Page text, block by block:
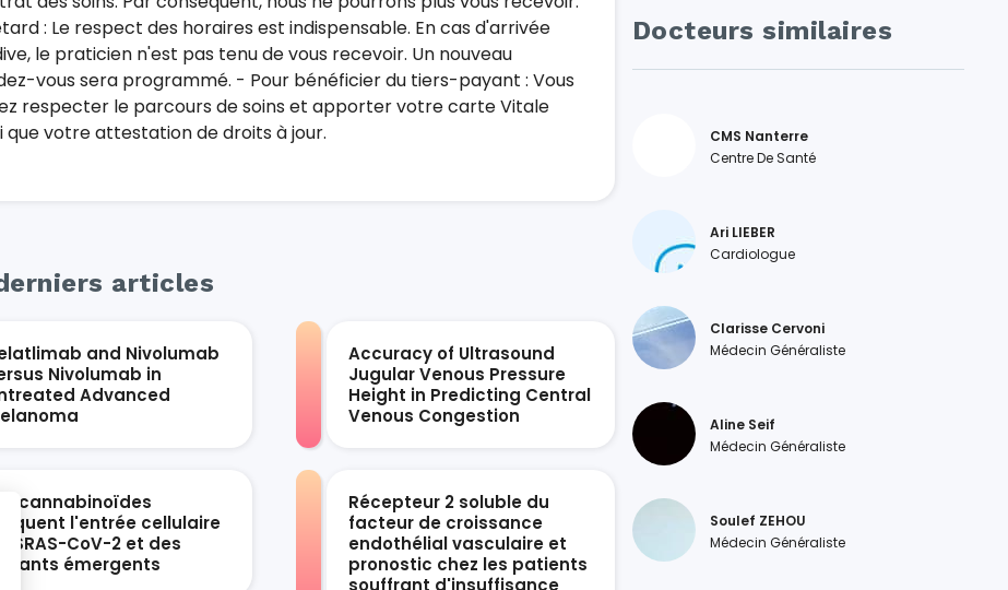
: Le respect des horaires est indispensable. En cas d'arrivée
le praticien n'est pas tenu de vous recevoir. Un nouveau
vous sera programmé. - Pour bénéficier du tiers-payant : Vous
respecter le parcours de soins et apporter votre carte Vitale
que votre attestation de droits à jour.
articles
and Nivolumab
Nivolumab in
Advanced
Accuracy of Ultrasound
Jugular Venous Pressure
Height in Predicting Central
Venous Congestion
cannabinoïdes
l'entrée cellulaire
SRAS-CoV-2 et des
émergents
Récepteur 2 soluble du
facteur de croissance
endothélial vasculaire et
pronostic chez les patients
souffrant d'insuffisance
Docteurs similaires
CMS Nanterre
Centre De Santé
Ari LIEBER
Cardiologue
Clarisse Cervoni
Médecin Généraliste
Aline Seif
Médecin Généraliste
Soulef ZEHOU
Médecin Généraliste